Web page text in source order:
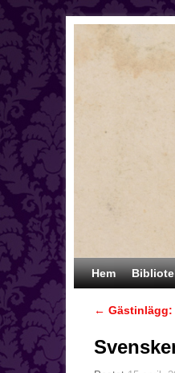
Hoppa till
Hoppa till sekundärt
Hem
← Gästinlägg: